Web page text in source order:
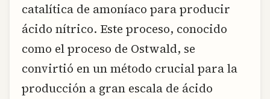
catalítica de amoníaco para producir
ácido nítrico. Este proceso, conocido
como el proceso de Ostwald, se
convirtió en un método crucial para la
producción a gran escala de ácido